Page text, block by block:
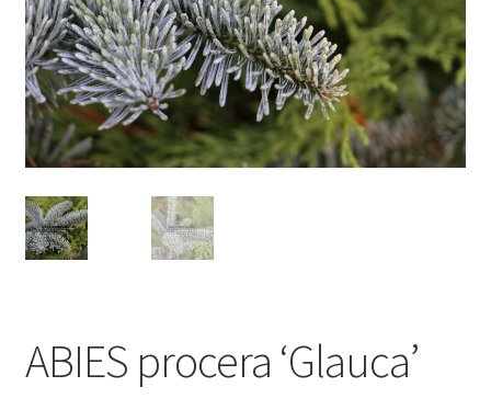
ABIES procera ‘Glauca’